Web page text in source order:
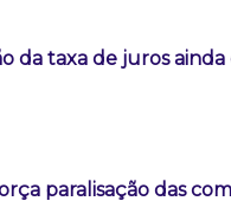
da taxa de juros
paralisação das